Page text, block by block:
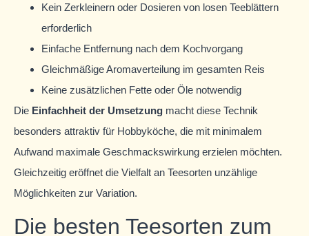
Kein Zerkleinern oder Dosieren von losen Teeblättern
erforderlich
Einfache Entfernung nach dem Kochvorgang
Gleichmäßige Aromaverteilung im gesamten Reis
Keine zusätzlichen Fette oder Öle notwendig
Die Einfachheit der Umsetzung macht diese Technik
besonders attraktiv für Hobbyköche, die mit minimalem
Aufwand maximale Geschmackswirkung erzielen möchten.
Gleichzeitig eröffnet die Vielfalt an Teesorten unzählige
Möglichkeiten zur Variation.
Die besten Teesorten zum